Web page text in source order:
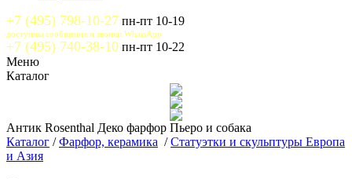
+7 (495) 798-10-27 пн-пт 10-19
доступны сообщения и звонки WhatsApp
+7 (495) 740-38-10 пн-пт 10-22
Меню
Каталог
Антик Rosenthal Деко фарфор Пьеро и собака
Каталог /Фарфор, керамика /Статуэтки и скульптуры Европа
и Азия